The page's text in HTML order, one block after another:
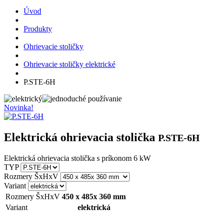
Úvod
Produkty
Ohrievacie stoličky
Ohrievacie stoličky elektrické
P.STE-6H
Novinka!
Elektrická ohrievacia stolička P.STE-6H
Elektrická ohrievacia stolička s príkonom 6 kW
TYP
Rozmery ŠxHxV
Variant
Rozmery ŠxHxV 450 x 485x 360 mm
Variant
elektrická